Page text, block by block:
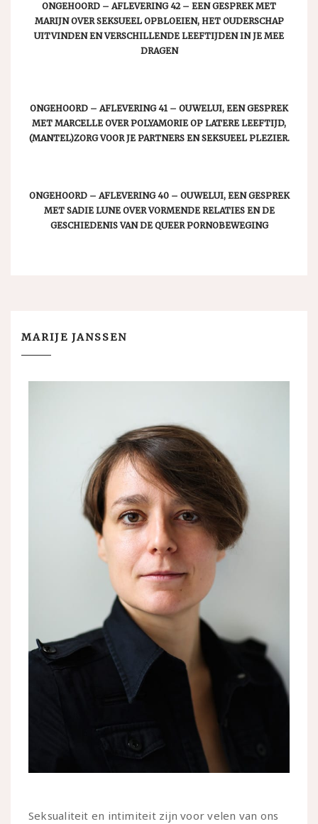
ONGEHOORD – AFLEVERING 42 – EEN GESPREK MET
MARIJN OVER SEKSUEEL OPBLOEIEN, HET OUDERSCHAP
UITVINDEN EN VERSCHILLENDE LEEFTIJDEN IN JE MEE
DRAGEN
ONGEHOORD – AFLEVERING 41 – OUWELUI, EEN GESPREK
MET MARCELLE OVER POLYAMORIE OP LATERE LEEFTIJD,
(MANTEL)ZORG VOOR JE PARTNERS EN SEKSUEEL PLEZIER.
ONGEHOORD – AFLEVERING 40 – OUWELUI, EEN GESPREK
MET SADIE LUNE OVER VORMENDE RELATIES EN DE
GESCHIEDENIS VAN DE QUEER PORNOBEWEGING
MARIJE JANSSEN
Seksualiteit en intimiteit zijn voor velen van ons